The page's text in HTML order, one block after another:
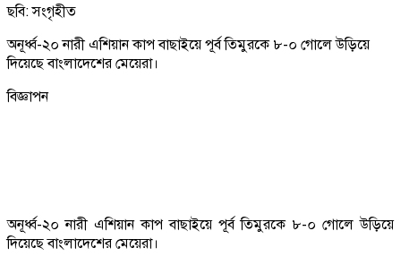
ছবি: সংগৃহীত
অনূর্ধ্ব-২০ নারী এশিয়ান কাপ বাছাইয়ে পূর্ব তিমুরকে ৮-০ গোলে উড়িয়ে
দিয়েছে বাংলাদেশের মেয়েরা।
বিজ্ঞাপন
অনূর্ধ্ব-২০ নারী এশিয়ান কাপ বাছাইয়ে পূর্ব তিমুরকে ৮-০ গোলে উড়িয়ে
দিয়েছে বাংলাদেশের মেয়েরা।